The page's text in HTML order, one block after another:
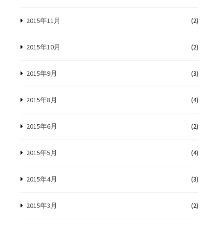
2015年11月 (2)
2015年10月 (2)
2015年9月 (3)
2015年8月 (4)
2015年6月 (2)
2015年5月 (4)
2015年4月 (3)
2015年3月 (2)